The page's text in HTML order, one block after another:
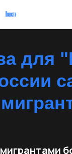
Новости
для